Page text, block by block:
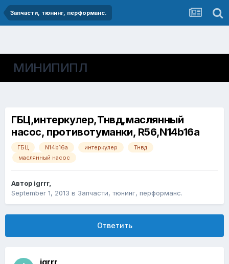
Запчасти, тюнинг, перформанс.
МИНИПИПЛ
ГБЦ,интеркулер,Тнвд,маслянный
насос, противотуманки, R56,N14b16a
ГБЦ N14b16a интеркулер
Тнвд
маслянный насос
Автор igrrr,
September 1, 2013 в Запчасти, тюнинг, перформанс.
Ответить